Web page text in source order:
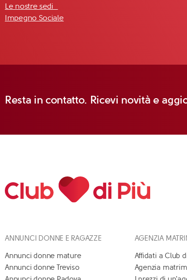
Le nostre sedi
Impegno Sociale
Resta in contatto. Ricevi novità e
ANNUNCI DONNE E RAGAZZE
Annunci donne mature
Annunci donne Treviso
AGENZIA
Affidati a Club
Agenzia